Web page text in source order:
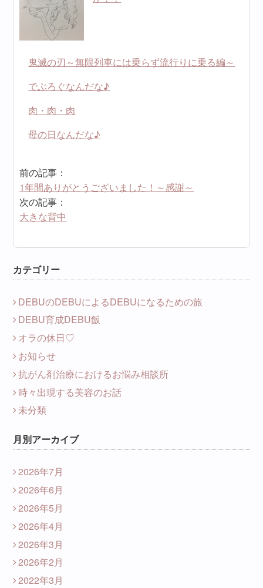
鬼滅の刃～無限列車には乗らず流行りに乗る編～
でぶろぐなんだな♪
肉・肉・肉
母の日なんだな♪
前の記事：
1年間ありがとうございました！～感謝～
次の記事：
大きな背中
カテゴリー
DEBUのDEBUによるDEBUになるための旅
DEBU育成DEBU飯
オラの休日♡
お知らせ
抗がん剤治療におけるお悩み相談所
時々出現する美容のお話
未分類
月別アーカイブ
2026年7月
2026年6月
2026年5月
2026年4月
2026年3月
2026年2月
2022年3月